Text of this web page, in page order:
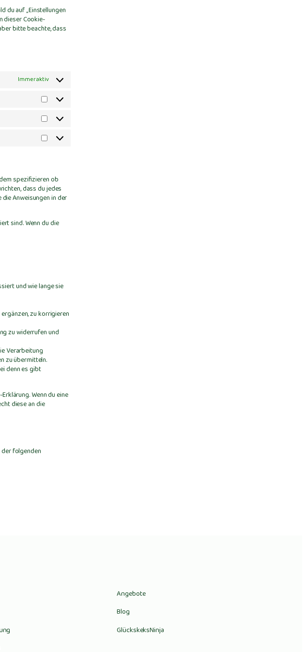
du auf „Einstellungen
dieser Cookie-
bitte beachte, dass
Immer aktiv
Vorlieben
Statistiken
Marketing
spezifizieren ob
dass du jedes
Anweisungen in der
sind. Wenn du die
und wie lange sie
zu korrigieren
zu widerrufen und
Verarbeitung
zu übermitteln.
denn es gibt
Wenn du eine
diese an die
folgenden
Angebote
Blog
GlückskeksNinja